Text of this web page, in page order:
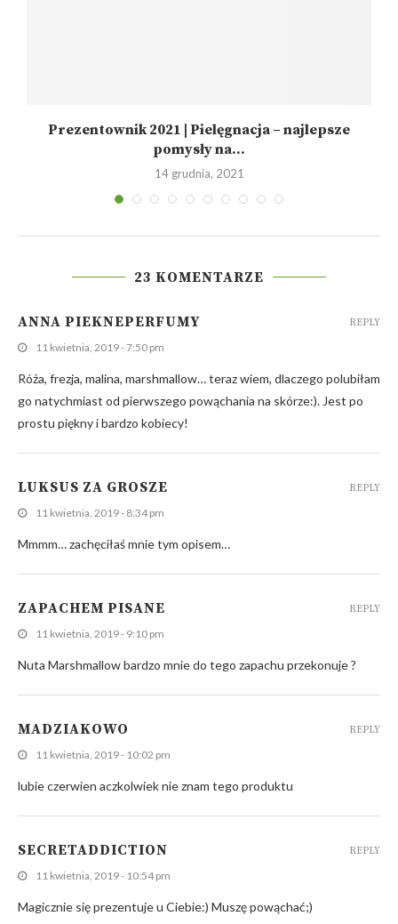
Prezentownik 2021 | Pielęgnacja – najlepsze
pomysły na...
14 grudnia, 2021
23 KOMENTARZE
ANNA PIEKNEPERFUMY
11 kwietnia, 2019 - 7:50 pm
Róża, frezja, malina, marshmallow… teraz wiem, dlaczego polubiłam
go natychmiast od pierwszego powąchania na skórze:). Jest po
prostu piękny i bardzo kobiecy!
REPLY
LUKSUS ZA GROSZE
11 kwietnia, 2019 - 8:34 pm
Mmmm… zachęciłaś mnie tym opisem…
REPLY
ZAPACHEM PISANE
11 kwietnia, 2019 - 9:10 pm
Nuta Marshmallow bardzo mnie do tego zapachu przekonuje ?
REPLY
MADZIAKOWO
11 kwietnia, 2019 - 10:02 pm
lubie czerwien aczkolwiek nie znam tego produktu
REPLY
SECRETADDICTION
11 kwietnia, 2019 - 10:54 pm
Magicznie się prezentuje u Ciebie:) Muszę powąchać;)
REPLY